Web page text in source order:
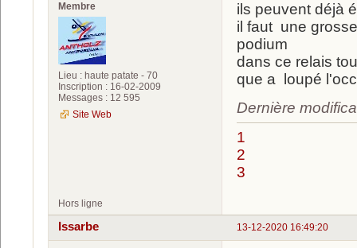
Membre
Lieu : haute patate - 70
Inscription : 16-02-2009
Messages : 12 595
Site Web
ils peuvent déjà
il faut une
podium
dans ce relais
que a loupé
Dernière
1
2
3
Hors ligne
13-12-2020 16:49:20
Issarbe